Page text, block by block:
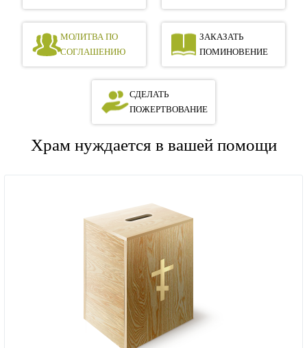
МОЛИТВА ПО
СОГЛАШЕНИЮ
ЗАКАЗАТЬ
ПОМИНОВЕНИЕ
СДЕЛАТЬ
ПОЖЕРТВОВАНИЕ
Храм нуждается в вашей помощи